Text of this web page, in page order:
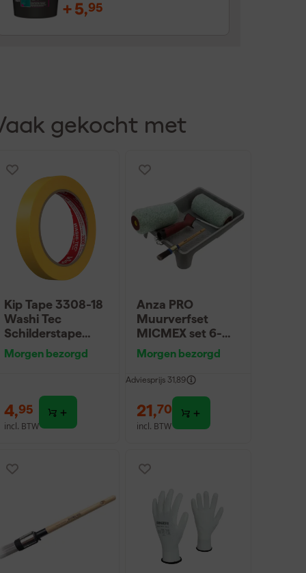
+5,95
gekocht met
Kip Tape 3308-18
Washi Tec
Schilderstape
Gold - 18mm x
50m
Morgen bezorgd
4,95
incl. BTW
Anza PRO
Muurverfset
MICMEX set 6-
delig
Morgen bezorgd
Adviesprijs 31,89
21,70
incl. BTW